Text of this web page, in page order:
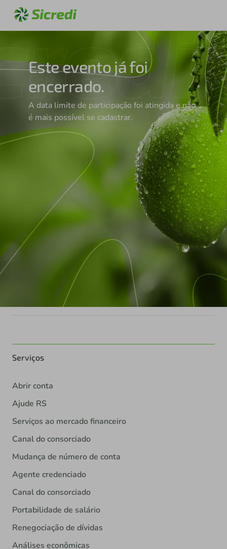
Este evento já foi
encerrado.
A data limite de participação foi atingida e não
é mais possível se cadastrar.
Serviços
Abrir conta
Ajude RS
Serviços ao mercado financeiro
Canal do consorciado
Mudança de número de conta
Agente credenciado
Canal do consorciado
Portabilidade de salário
Renegociação de dívidas
Análises econômicas